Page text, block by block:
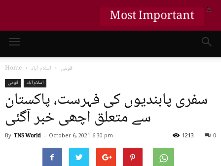
Home قومی اسلام آباد
قومی اسلام آباد
سفری پابندیوں کی فہرست، پاکستان
سے متعلق اچھی خبر آگئی
By TNS World - October 6, 2021 6:30 pm 0
1213
Most Important X